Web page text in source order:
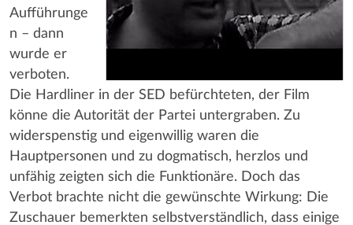
Aufführunge
n – dann
wurde er
verboten.
Die Hardliner in der SED befürchteten, der Film
könne die Autorität der Partei untergraben. Zu
widerspenstig und eigenwillig waren die
Hauptpersonen und zu dogmatisch, herzlos und
unfähig zeigten sich die Funktionäre. Doch das
Verbot brachte nicht die gewünschte Wirkung: Die
Zuschauer bemerkten selbstverständlich, dass einige